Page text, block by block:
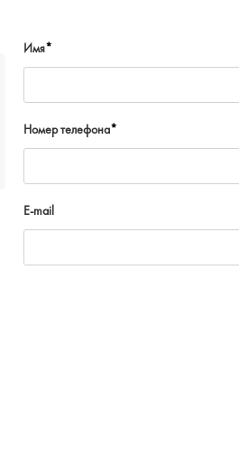
Имя*
Номер телефона*
E-mail